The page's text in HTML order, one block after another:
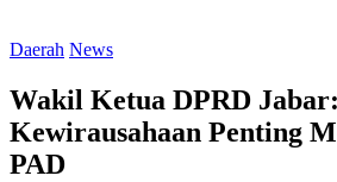
Daerah News
Wakil Ketua DPRD
Kewirausahaan Penting
PAD